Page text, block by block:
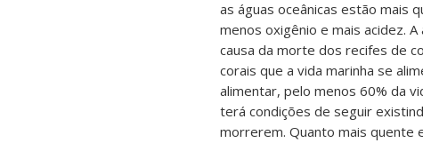
as águas oceânicas estão mais
menos oxigênio e mais acidez.
causa da morte dos recifes de
corais que a vida marinha se
alimentar, pelo menos 60% da
terá condições de seguir
morrerem. Quanto mais quente